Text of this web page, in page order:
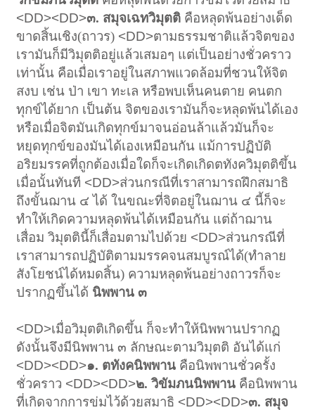
<DD><DD>๓. สมุจเฉทวิมุตติ คือหลุดพ้นอย่างเด็ด
ขาดสิ้นเชิง(ถาวร) <DD>ตามธรรมชาติแล้วจิตของ
เรามันก็มีวิมุตติอยู่แล้วเสมอๆ แต่เป็นอย่างชั่วคราว
เท่านั้น คือเมื่อเราอยู่ในสภาพแวดล้อมที่ชวนให้จิต
สงบ เช่น ป่า เขา ทะเล หรือพบเห็นคนตาย คนตก
ทุกข์ได้ยาก เป็นต้น จิตของเรามันก็จะหลุดพ้นได้เอง
หรือเมื่อจิตมันเกิดทุกข์มาจนอ่อนล้าแล้วมันก็จะ
หยุดทุกข์ของมันได้เองเหมือนกัน แม้การปฏิบัติ
อริยมรรคที่ถูกต้องเมื่อใดก็จะเกิดเกิดตทังควิมุตติขึ้น
เมื่อนั้นทันที <DD>ส่วนกรณีที่เราสามารถฝึกสมาธิ
ถึงขั้นฌาน ๔ ได้ ในขณะที่จิตอยู่ในฌาน ๔ นี้ก็จะ
ทำให้เกิดความหลุดพ้นได้เหมือนกัน แต่ถ้าฌาน
เสื่อม วิมุตตินี้ก็เสื่อมตามไปด้วย <DD>ส่วนกรณีที่
เราสามารถปฏิบัติตามมรรคจนสมบูรณ์ได้(ทำลาย
สังโยชน์ได้หมดสิ้น) ความหลุดพ้นอย่างถาวรก็จะ
ปรากฏขึ้นได้ นิพพาน ๓
<DD>เมื่อวิมุตติเกิดขึ้น ก็จะทำให้นิพพานปรากฏ
ดังนั้นจึงมีนิพพาน ๓ ลักษณะตามวิมุตติ อันได้แก่
<DD><DD>๑. ตทังคนิพพาน คือนิพพานชั่วครั้ง
ชั่วคราว <DD><DD>๒. วิขัมภนนิพพาน คือนิพพาน
ที่เกิดจากการข่มไว้ด้วยสมาธิ <DD><DD>๓. สมุจ